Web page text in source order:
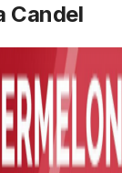
i
u
t
Candel